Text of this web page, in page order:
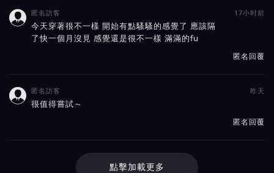
 匿名訪客 17小时前
今天穿著很不一樣 開始有點騷騷的感覺了 應該隔
了快一個月沒見 感覺還是很不一樣 滿滿的fu
匿名回覆
 匿名訪客 昨天
很值得嘗試～
匿名回覆
點擊加載更多